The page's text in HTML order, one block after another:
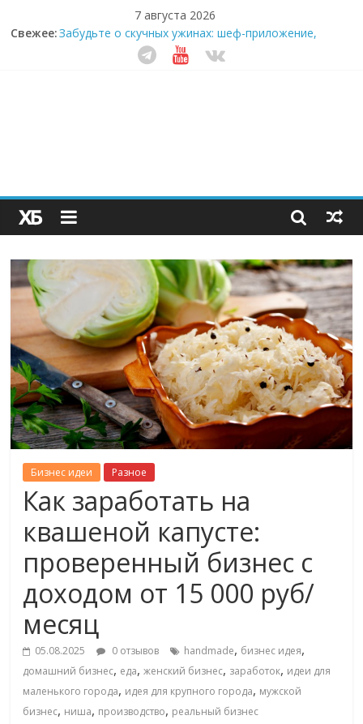
7 августа 2026
Свежее:
Секрет супергидратации: почему кокосовая вода с
пребиотиками становится главным трендом
здорового питания
Как простая наклейка заставляет миллионы людей
не забывать о самом важном креме этим летом
Бизнес идеи Разное
Как заработать на
квашеной капусте:
проверенный бизнес с
доходом от 15 000 руб/
месяц
05.08.2025 0 отзывов handmade, бизнес идея,
домашний бизнес, еда,женский бизнес, заработок, идеи для
маленького города, идея для крупного города, мужской
бизнес, ниша, производство, реальный бизнес